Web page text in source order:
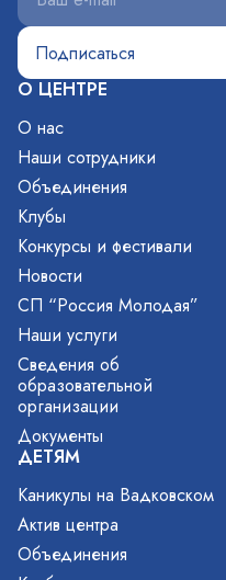
О ЦЕНТРЕ
О нас
Наши сотрудники
Объединения
Клубы
Конкурсы и фестивали
Новости
СП “Россия Молодая”
Наши услуги
Сведения об
образовательной
организации
Документы
ДЕТЯМ
Каникулы на Вадковском
Актив центра
Объединения